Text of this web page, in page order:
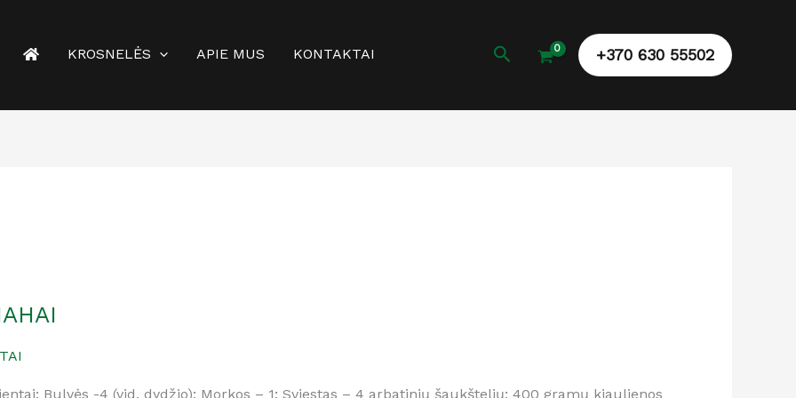
KROSNELĖS APIE MUS KONTAKTAI Paieška +370 630 55502
Bulvės -4 (vid. dydžio); Morkos – 1; Sviestas – 4 arbatinių šaukštelių; 400 gramų kiaulienos